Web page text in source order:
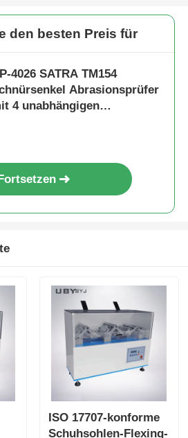
den besten Preis für
4026 SATRA TM154
Abrasionsprüfer
4 unabhängigen
ISO 17707-konforme
Schuhsohlen-Flexing-